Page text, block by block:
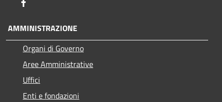
AMMINISTRAZIONE
Organi di Governo
Aree Amministrative
Uffici
Enti e fondazioni